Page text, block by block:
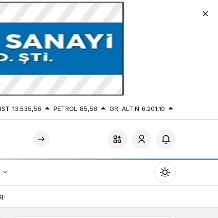
13.535,56 PETROL 85,58 GR. ALTIN 6.201,10
Mod
değiştir